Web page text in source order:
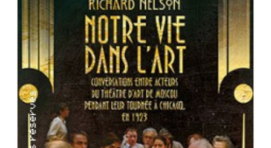
Activité & Expérience
Manifestations
Foires & salons
Spectacles
Concerts
Lyon
Marseille
Mulhouse
Montpellier
Nantes
Nice